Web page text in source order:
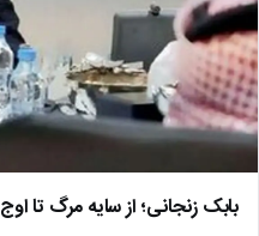
بابک زنجانی؛ از سایه مرگ تا